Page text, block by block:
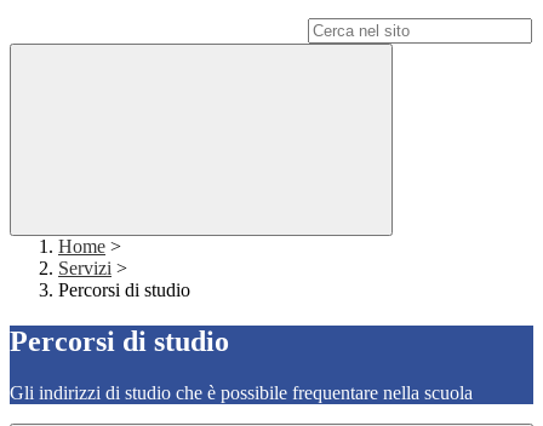
Home >
Servizi >
Percorsi di studio
Percorsi di studio
Gli indirizzi di studio che è possibile frequentare nella scuola